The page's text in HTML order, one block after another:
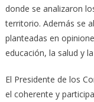
donde se analizaron
territorio. Además se
planteadas en
educación, la salud y
El Presidente de los
el coherente y